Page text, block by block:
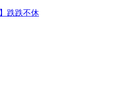
跌跌不休